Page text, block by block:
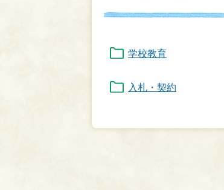
学校教育
入札・契約